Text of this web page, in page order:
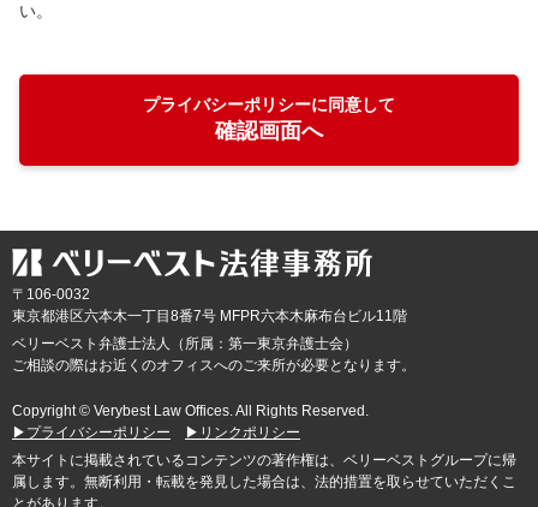
い。
プライバシーポリシーに同意して
確認画面へ
〒106-0032
東京都港区六本木一丁目8番7号 MFPR六本木麻布台ビル11階
ベリーベスト弁護士法人（所属：第一東京弁護士会）
ご相談の際はお近くのオフィスへのご来所が必要となります。
Copyright © Verybest Law Offices. All Rights Reserved.
▶プライバシーポリシー
▶リンクポリシー
本サイトに掲載されているコンテンツの著作権は、ベリーベストグループに帰
属します。無断利用・転載を発見した場合は、法的措置を取らせていただくこ
とがあります。